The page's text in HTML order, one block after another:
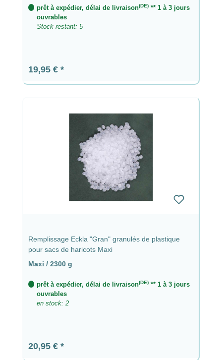
prêt à expédier, délai de livraison(DE)** 1 à 3 jours
ouvrables
Stock restant: 5
Prix régulier :
19,95 €
Remplissage Eckla "Gran" granulés de plastique
pour sacs de haricots Maxi
Maxi / 2300 g
prêt à expédier, délai de livraison(DE)** 1 à 3 jours
ouvrables
en stock: 2
Prix régulier :
20,95 €